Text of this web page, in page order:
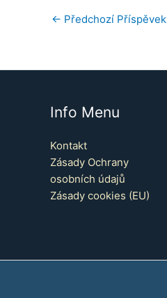
← Předchozí Příspěvek
Info Menu
Kontakt
Zásady Ochrany
osobních údajů
Zásady cookies (EU)